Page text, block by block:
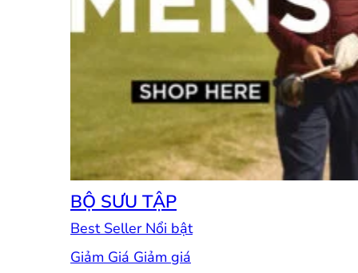
BỘ SƯU TẬP
Best Seller
Giảm Giá